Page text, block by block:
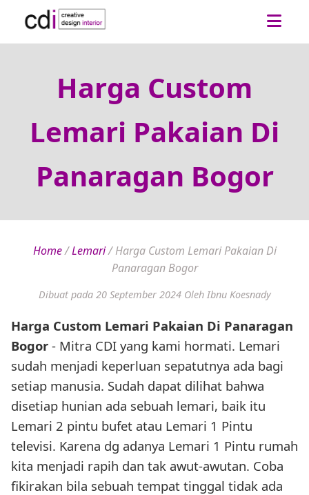
Harga Custom
Lemari Pakaian Di
Panaragan Bogor
Home/Lemari/Harga Custom Lemari Pakaian Di
Panaragan Bogor
Dibuat pada 20 September 2024 Oleh Ibnu Koesnady
Harga Custom Lemari Pakaian Di Panaragan
Bogor - Mitra CDI yang kami hormati. Lemari
sudah menjadi keperluan sepatutnya ada bagi
setiap manusia. Sudah dapat dilihat bahwa
disetiap hunian ada sebuah lemari, baik itu
Lemari 2 pintu bufet atau Lemari 1 Pintu
televisi. Karena dg adanya Lemari 1 Pintu rumah
kita menjadi rapih dan tak awut-awutan. Coba
fikirakan bila sebuah tempat tinggal tidak ada